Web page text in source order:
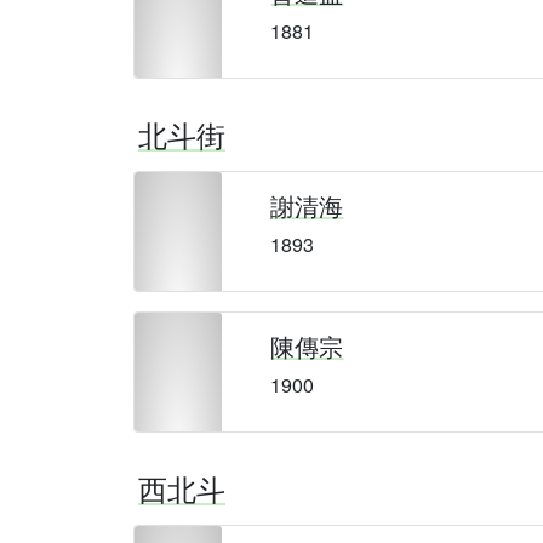
1881
北斗街
謝清海
1893
陳傳宗
1900
西北斗